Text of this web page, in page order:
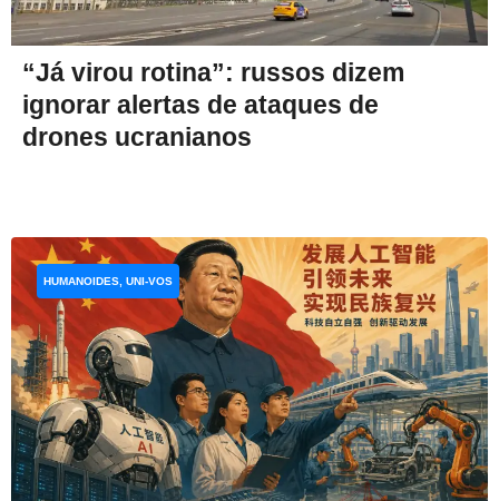
“Já virou rotina”: russos dizem
ignorar alertas de ataques de
drones ucranianos
HUMANOIDES, UNI-VOS